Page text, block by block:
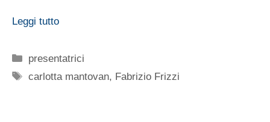
Leggi tutto
Categorie
presentatrici
Tag
carlotta mantovan, Fabrizio Frizzi